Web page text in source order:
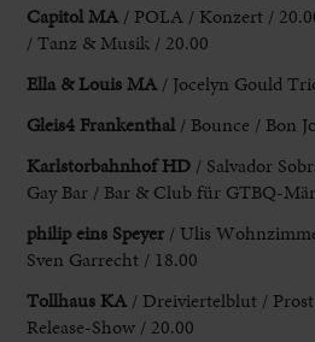
Capitol MA / POLA / Konzert /
/ Tanz & Musik / 20.00
Ella & Louis MA / Jocelyn Gould
Gleis4 Frankenthal/ Bounce / Bon
Karlstorbahnhof HD / Salvador
Gay Bar / Bar & Club für GTBQ-
philip eins Speyer / Ulis
Sven Garrecht / 18.00
Tollhaus KA / Dreiviertelblut /
Release-Show / 20.00